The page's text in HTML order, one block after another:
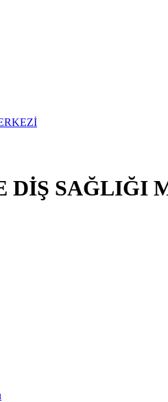
DİŞ SAĞLIĞI